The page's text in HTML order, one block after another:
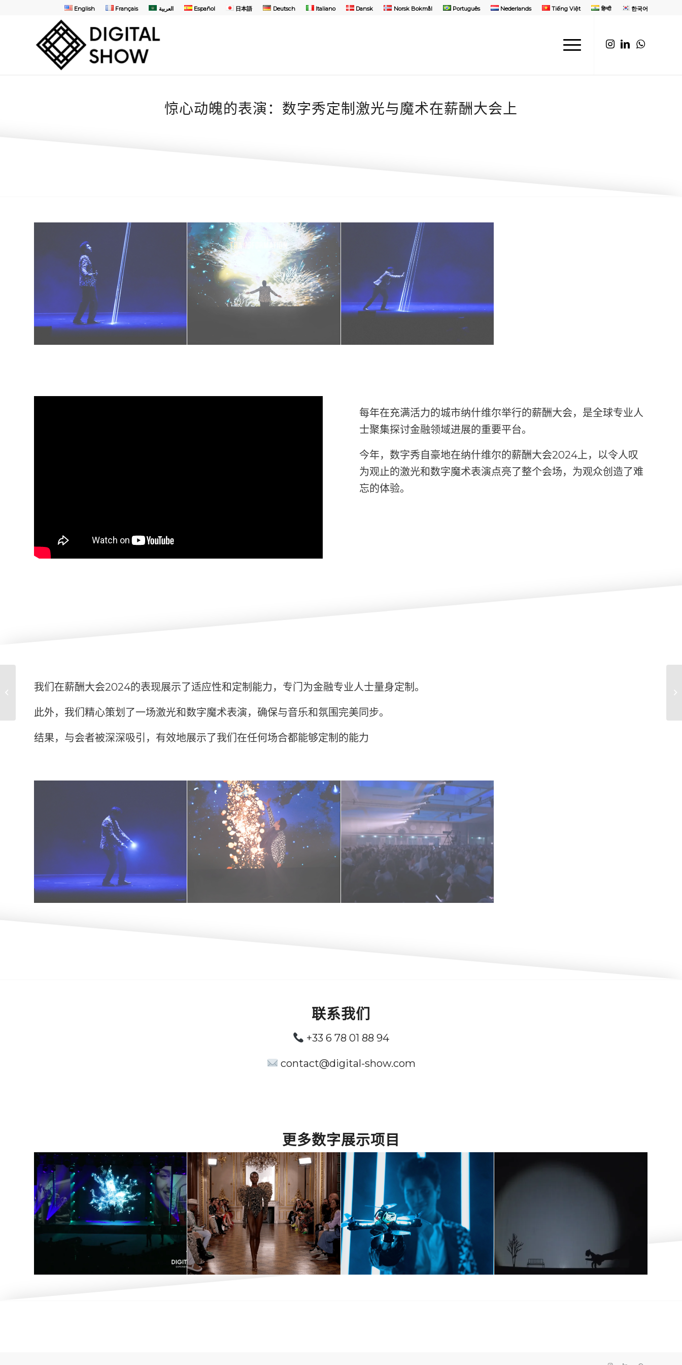
English Français العربية Español 日本語 Deutsch Italiano Dansk Norsk Bokmål Português Nederlands Tiếng Việt हिन्दी 한국어
惊心动魄的表演：数字秀定制激光与魔术在薪酬大会上
每年在充满活力的城市纳什维尔举行的薪酬大会，是全球专业人
士聚集探讨金融领域进展的重要平台。
今年，数字秀自豪地在纳什维尔的薪酬大会2024上，以令人叹
为观止的激光和数字魔术表演点亮了整个会场，为观众创造了难
忘的体验。
我们在薪酬大会2024的表现展示了适应性和定制能力，专门为金融专业人士量身定制。
此外，我们精心策划了一场激光和数字魔术表演，确保与音乐和氛围完美同步。
结果，与会者被深深吸引，有效地展示了我们在任何场合都能够定制的能力
联系我们
+33 6 78 01 88 94
contact@digital-show.com
更多数字展示项目
金融与科技活动的
未来派数字秀
2 5 月, 2025
惊艳非凡的巴黎时
装周之光辉与魅力
展现 – 探索时尚巅
峰与奢华风采
12 1 月, 2022
无人机艺术与技术
的结合：探索艺术
表现与先进技术的
完美融合
6 6 月, 2024
数字阴影秀：讲述
您公司故事的新方
网络魔术师：他是魔术
领域引领未来潮流的先